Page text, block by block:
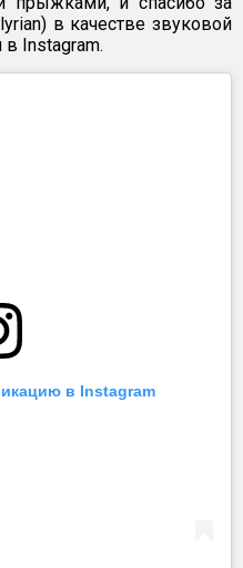
в качестве звуковой
Instagram.
в Instagram